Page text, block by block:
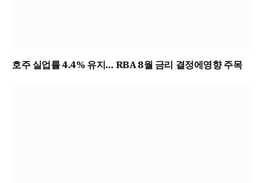
호주 실업률 4.4% 유지… RBA 8월 금리 결정에영향 주목